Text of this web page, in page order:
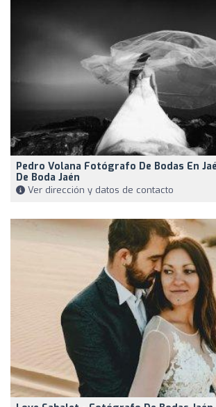
Pedro Volana Fotógrafo De Bodas En
De Boda Jaén
Ver dirección y datos de contacto